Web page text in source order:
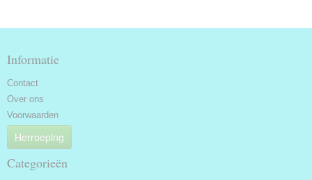
Informatie
Contact
Over ons
Voorwaarden
Herroeping
Categorieën